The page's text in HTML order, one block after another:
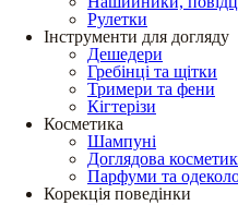
Рулетки
Інструменти для догляду
Дешедери
Гребінці та щітки
Тримери та фени
Кігтерізи
Косметика
Шампуні
Доглядова
Парфуми та
Корекція поведінки